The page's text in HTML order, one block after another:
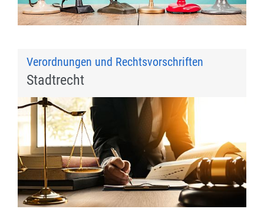
Verordnungen und Rechtsvorschriften
Stadtrecht